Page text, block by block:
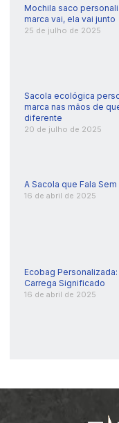
Mochila saco
marca vai, ela vai junto
25 de julho de 2025
Sacola ecológica
marca nas mãos de
diferente
20 de julho de 2025
A Sacola que Fala
16 de abril de 2025
Ecobag
Carrega Significado
16 de abril de 2025